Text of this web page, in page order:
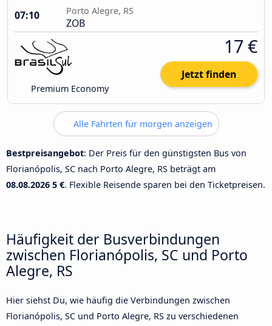
07:10
Porto Alegre, RS
ZOB
Premium Economy
17 €
Jetzt finden
Alle Fahrten für morgen anzeigen
Bestpreisangebot: Der Preis für den günstigsten Bus von
Florianópolis, SC nach Porto Alegre, RS beträgt am
08.08.2026 5 €. Flexible Reisende sparen bei den Ticketpreisen.
Häufigkeit der Busverbindungen
zwischen Florianópolis, SC und Porto
Alegre, RS
Hier siehst Du, wie häufig die Verbindungen zwischen
Florianópolis, SC und Porto Alegre, RS zu verschiedenen